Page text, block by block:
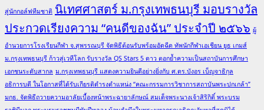
สู่นักกอล์ฟทีมชาติ นิเทศศาสตร์ ม.กรุงเทพธนบุรี มอบรางวัล
ประกวดเรียงความ “คนดีของฉัน” ประจำปี ๒๕๖๖ ผู้
อำนวยการโรงเรียนกีฬา จ.สุพรรณบุรี จัดพิธีต้อนรับพร้อมอัดฉีด ทัพนักกีฬาเอเชียน ยูธ เกมส์
ม.กรุงเทพธนบุรี ก้าวสู่เวทีโลก รับรางวัล QS Stars 5 ดาว ตอกย้ำความเป็นสถาบันการศึกษา
เอกชนระดับสากล ม.กรุงเทพธนบุรี แสดงความยินดีอย่างยิ่งกับ ศ.ดร.บังอร เบ็ญจาธิกุล
อธิการบดี ในโอกาสที่ได้รับเกียรติดำรงตำแหน่ง “คณะกรรมการวิชาการสถาบันพระปกเกล้า”
มกธ. จัดพิธีถวายความอาลัยเบื้องหน้าพระฉายาลักษณ์ สมเด็จพระนางเจ้าสิริกิติ์ พระบรม